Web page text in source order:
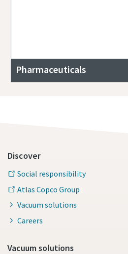
Pharmaceuticals
Discover
Social responsibility
Atlas Copco Group
Vacuum solutions
Careers
Vacuum solutions